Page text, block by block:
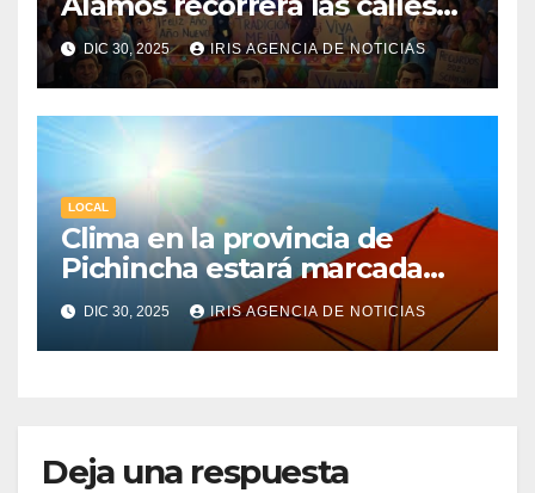
de la ciudad de Machachi
DIC 30, 2025 IRIS AGENCIA DE NOTICIAS
LOCAL
Clima en la provincia de
Pichincha estará marcada
por una fuerte radiación UV
DIC 30, 2025 IRIS AGENCIA DE NOTICIAS
Deja una respuesta